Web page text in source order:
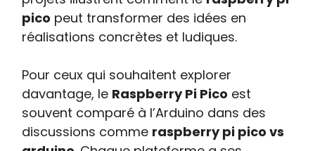
pico peut transformer des idées en
réalisations concrètes et ludiques.
Pour ceux qui souhaitent explorer
davantage, le Raspberry Pi Pico est
souvent comparé à l’Arduino dans des
discussions comme raspberry pi pico vs